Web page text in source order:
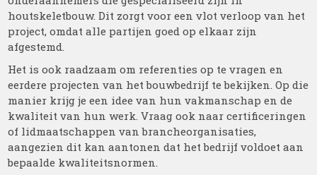
houtskeletbouw. Dit zorgt voor een vlot verloop van het
project, omdat alle partijen goed op elkaar zijn
afgestemd.
Het is ook raadzaam om referenties op te vragen en
eerdere projecten van het bouwbedrijf te bekijken. Op die
manier krijg je een idee van hun vakmanschap en de
kwaliteit van hun werk. Vraag ook naar certificeringen
of lidmaatschappen van brancheorganisaties,
aangezien dit kan aantonen dat het bedrijf voldoet aan
bepaalde kwaliteitsnormen.